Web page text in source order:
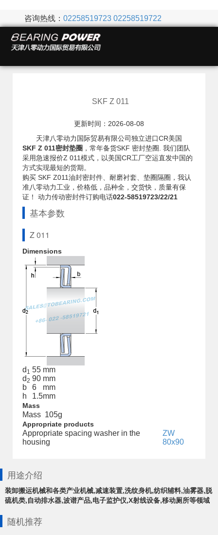
咨询热线： 02258519723 02258519722
SKF Z 011
更新时间：2026-08-08
天津八零动力国际贸易有限公司独立进口CR美国
SKF Z 011密封垫圈 ，常年备货SKF 密封垫圈. 我们团队
采用急速报价Z 011模式，以美国CR工厂空运直发中国的
方式实现最短的货期。
购买 SKF Z011油封密封件、耐磨衬套、垫圈隔圈，我认
准八零动力工业，价格低，品种全，交货快，质量有保
证！ 动力传动密封件订购电话022-58519723/22/21
基本参数
Z 011
Dimensions
d 1 55 mm
d2 90 mm
b
6
mm
h
1.5mm
Mass
Mass 105g
Appropriate products
Appropriate spacing washer in the
housing
ZW
80x90
用途介绍
装卸搬运机械和各类产业机械,减速装置,洗纹身机,纺织辅料,油雾器,脱
硫机类,自动排水器,波谱产品,电子监护仪,X射线设备,移动厕所等领域
随机推荐